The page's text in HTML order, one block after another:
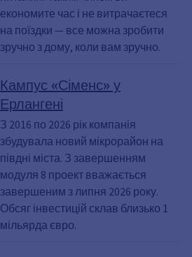
економите час і не витрачаєтеся
на поїздки — все можна зробити
зручно з дому, коли вам зручно.
Кампус «Сіменс» у
Ерлангені
З 2016 по 2026 рік компанія
збудувала новий мікрорайон на
півдні міста. З завершенням
модуля 8 проект вважається
завершеним з липня 2026 року.
Обсяг інвестицій склав близько 1
мільярда євро.